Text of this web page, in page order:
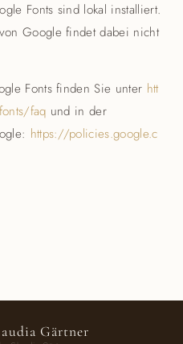
Fonts sind lokal installiert.
Google findet dabei nicht
Fonts finden Sie unter htt
faq und in der
https://policies.google.c
Gärtner